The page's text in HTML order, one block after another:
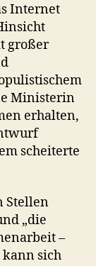
Internet
großer
Ministerin
erhalten,
scheiterte
Stellen
„die
–
sich